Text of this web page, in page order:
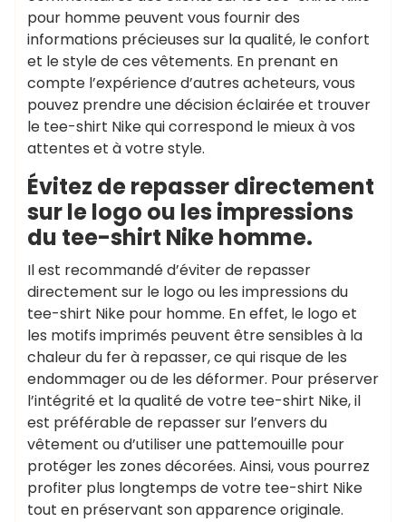
pour homme peuvent vous fournir des
informations précieuses sur la qualité, le confort
et le style de ces vêtements. En prenant en
compte l’expérience d’autres acheteurs, vous
pouvez prendre une décision éclairée et trouver
le tee-shirt Nike qui correspond le mieux à vos
attentes et à votre style.
Évitez de repasser directement
sur le logo ou les impressions
du tee-shirt Nike homme.
Il est recommandé d’éviter de repasser
directement sur le logo ou les impressions du
tee-shirt Nike pour homme. En effet, le logo et
les motifs imprimés peuvent être sensibles à la
chaleur du fer à repasser, ce qui risque de les
endommager ou de les déformer. Pour préserver
l’intégrité et la qualité de votre tee-shirt Nike, il
est préférable de repasser sur l’envers du
vêtement ou d’utiliser une pattemouille pour
protéger les zones décorées. Ainsi, vous pourrez
profiter plus longtemps de votre tee-shirt Nike
tout en préservant son apparence originale.